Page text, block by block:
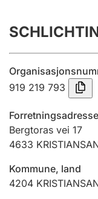
Årsrekneskap
Innsending og
Tinglysing
Jeger
919 219 793
Forretningsadresse
Bergtoras vei 17
4633
Kommune, land
4204